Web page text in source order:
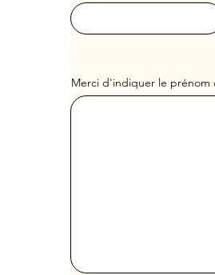
Merci d'indiquer le prénom